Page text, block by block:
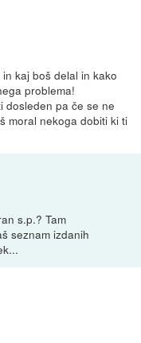
kaj boš delal in kako
problema!
dosleden pa če se ne
moral nekoga dobiti ki ti
s.p.? Tam
seznam izdanih